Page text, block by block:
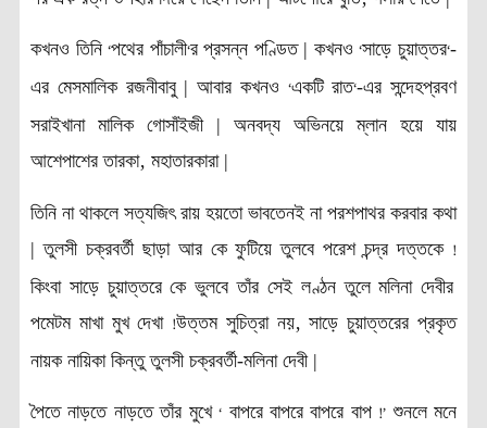
কখনও তিনি‘পথের পাঁচালী‘র প্রসন্ন পণ্ডিত | কখনও‘সাড়ে চুয়াত্তর‘-
এর মেসমালিক রজনীবাবু | আবার কখনও ‘একটি রাত‘-এর সন্দেহপ্রবণ
সরাইখানা মালিক গোসাঁইজী | অনবদ্য অভিনয়ে ম্লান হয়ে যায়
আশেপাশের তারকা‚ মহাতারকারা |
তিনি না থাকলে সত্যজিৎ রায় হয়তো ভাবতেনই না পরশপাথর করবার কথা
| তুলসী চক্রবর্তী ছাড়া আর কে ফুটিয়ে তুলবে পরেশ চন্দ্র দত্তকে !
কিংবা সাড়ে চুয়াত্তরে কে ভুলবে তাঁর সেই লণ্ঠন তুলে মলিনা দেবীর
পমেটম মাখা মুখ দেখা !উত্তম সুচিত্রা নয়‚ সাড়ে চুয়াত্তরের প্রকৃত
নায়ক নায়িকা কিন্তু তুলসী চক্রবর্তী-মলিনা দেবী |
পৈতে নাড়তে নাড়তে তাঁর মুখে‘ বাপরে বাপরে বাপরে বাপ !’ শুনলে মনে